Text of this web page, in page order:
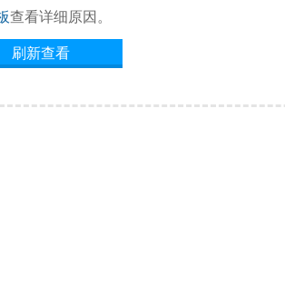
查看详细原因。
刷新查看